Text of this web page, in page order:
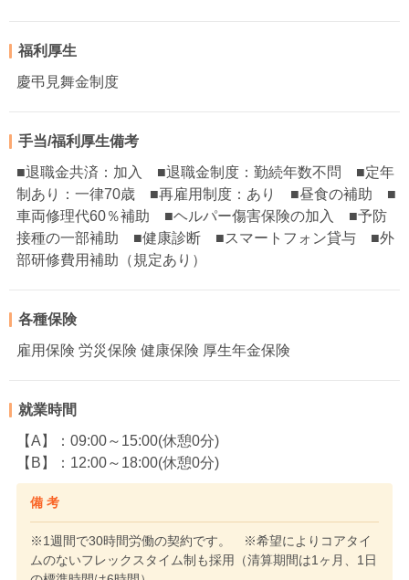
福利厚生
慶弔見舞金制度
手当/福利厚生備考
■退職金共済：加入 ■退職金制度：勤続年数不問 ■定年
制あり：一律70歳 ■再雇用制度：あり ■昼食の補助 ■
車両修理代60％補助 ■ヘルパー傷害保険の加入 ■予防
接種の一部補助 ■健康診断 ■スマートフォン貸与 ■外
部研修費用補助（規定あり）
各種保険
雇用保険 労災保険 健康保険 厚生年金保険
就業時間
【A】：09:00～15:00(休憩0分)
【B】：12:00～18:00(休憩0分)
備 考
※1週間で30時間労働の契約です。 ※希望によりコアタイ
ムのないフレックスタイム制も採用（清算期間は1ヶ月、1日